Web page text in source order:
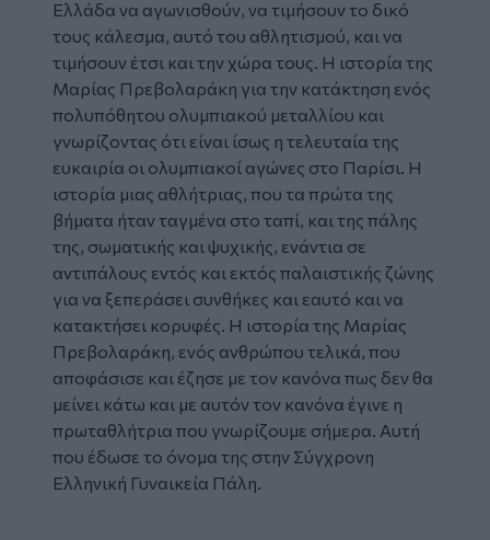
Ελλάδα να αγωνισθούν, να τιμήσουν το δικό
τους κάλεσμα, αυτό του αθλητισμού, και να
τιμήσουν έτσι και την χώρα τους. Η ιστορία της
Μαρίας Πρεβολαράκη για την κατάκτηση ενός
πολυπόθητου ολυμπιακού μεταλλίου και
γνωρίζοντας ότι είναι ίσως η τελευταία της
ευκαιρία οι ολυμπιακοί αγώνες στο Παρίσι. Η
ιστορία μιας αθλήτριας, που τα πρώτα της
βήματα ήταν ταγμένα στο ταπί, και της πάλης
της, σωματικής και ψυχικής, ενάντια σε
αντιπάλους εντός και εκτός παλαιστικής ζώνης
για να ξεπεράσει συνθήκες και εαυτό και να
κατακτήσει κορυφές. Η ιστορία της Μαρίας
Πρεβολαράκη, ενός ανθρώπου τελικά, που
αποφάσισε και έζησε με τον κανόνα πως δεν θα
μείνει κάτω και με αυτόν τον κανόνα έγινε η
πρωταθλήτρια που γνωρίζουμε σήμερα. Αυτή
που έδωσε το όνομα της στην Σύγχρονη
Ελληνική Γυναικεία Πάλη.